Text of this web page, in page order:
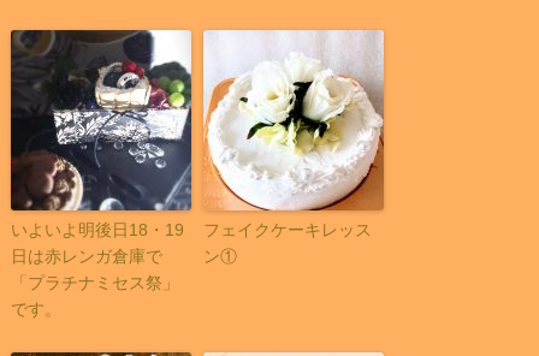
いよいよ明後日18・19
日は赤レンガ倉庫で
「プラチナミセス祭」
です。
フェイクケーキレッス
ン①